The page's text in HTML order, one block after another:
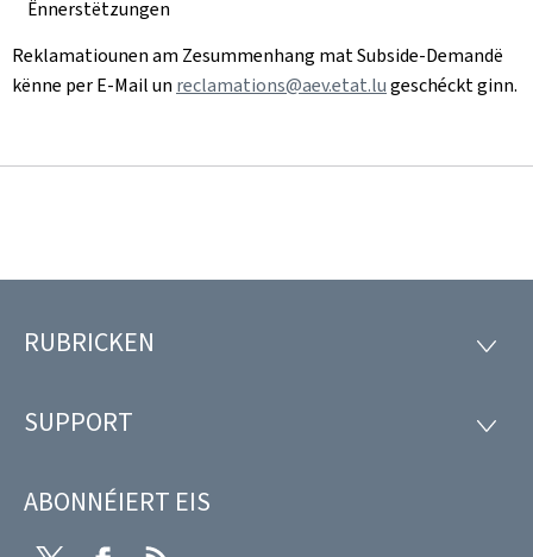
Ënnerstëtzungen
Reklamatiounen am Zesummenhang mat Subside-Demandë
kënne per E-Mail un reclamations@aev.etat.lugeschéckt ginn.
Fousszeil
RUBRICKEN
SUPPORT
ABONNÉIERT EIS